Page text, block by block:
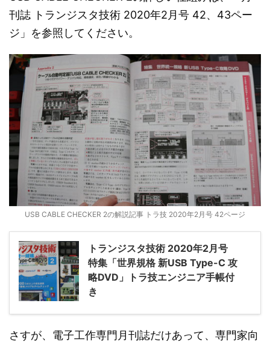
刊誌 トランジスタ技術 2020年2月号 42、43ペー
ジ」を参照してください。
USB CABLE CHECKER 2の解説記事 トラ技 2020年2月号 42ページ
トランジスタ技術 2020年2月号
特集「世界規格 新USB Type-C 攻
略DVD」トラ技エンジニア手帳付
き
さすが、電子工作専門月刊誌だけあって、専門家向